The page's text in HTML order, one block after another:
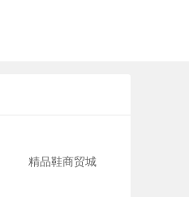
精品鞋商贸城